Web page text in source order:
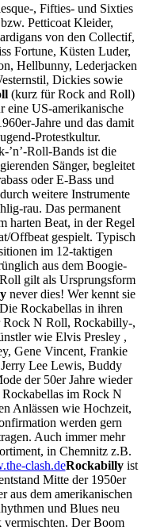
, Fifties- und Sixties
Petticoat Kleider,
von den Collectif,
Fortune, Küsten Luder,
Hellbunny, Lederjacken
Dickies sowie
(kurz für Rock and Roll)
eine US-amerikanische
Jahre und das damit
Protestkultur.
’n’-Roll-Bands ist die
Sänger, begleitet
oder E-Bass und
weitere Instrumente
rau. Das permanent
harten Beat, in der Regel
Offbeat gespielt. Typisch
im 12-taktigen
aus dem Boogie-
gilt als Ursprungsform
never dies! Wer kennt sie
Rockabellas in ihren
Rock N Roll, Rockabilly-,
wie Elvis Presley ,
Gene Vincent, Frankie
Lee Lewis, Buddy
der 50er Jahre wieder
im Rock N
Anlässen wie Hochzeit,
werden gern
Auch immer mehr
in Chemnitz z.B.
clash.deRockabillyist
Mitte der 1950er
aus dem amerikanischen
und Blues neu
Der Boom